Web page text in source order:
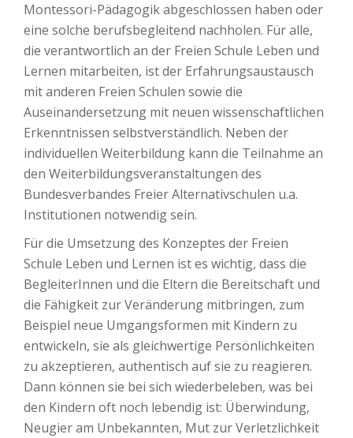
Montessori-Pädagogik abgeschlossen haben oder
eine solche berufsbegleitend nachholen. Für alle,
die verantwortlich an der Freien Schule Leben und
Lernen mitarbeiten, ist der Erfahrungsaustausch
mit anderen Freien Schulen sowie die
Auseinandersetzung mit neuen wissenschaftlichen
Erkenntnissen selbstverständlich. Neben der
individuellen Weiterbildung kann die Teilnahme an
den Weiterbildungsveranstaltungen des
Bundesverbandes Freier Alternativschulen u.a.
Institutionen notwendig sein.
Für die Umsetzung des Konzeptes der Freien
Schule Leben und Lernen ist es wichtig, dass die
BegleiterInnen und die Eltern die Bereitschaft und
die Fähigkeit zur Veränderung mitbringen, zum
Beispiel neue Umgangsformen mit Kindern zu
entwickeln, sie als gleichwertige Persönlichkeiten
zu akzeptieren, authentisch auf sie zu reagieren.
Dann können sie bei sich wiederbeleben, was bei
den Kindern oft noch lebendig ist: Überwindung,
Neugier am Unbekannten, Mut zur Verletzlichkeit